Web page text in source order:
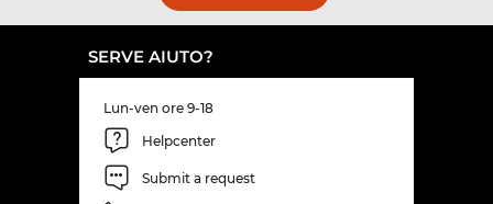
SERVE AIUTO?
Lun-ven ore 9-18
Helpcenter
Submit a request